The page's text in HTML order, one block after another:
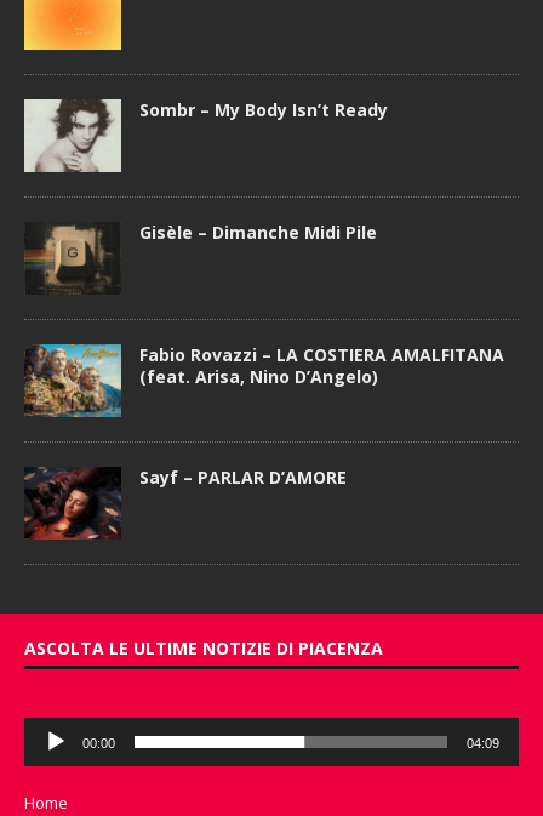
Sombr – My Body Isn’t Ready
Gisèle – Dimanche Midi Pile
Fabio Rovazzi – LA COSTIERA AMALFITANA
(feat. Arisa, Nino D’Angelo)
Sayf – PARLAR D’AMORE
ASCOLTA LE ULTIME NOTIZIE DI PIACENZA
Audio
Player
00:00 04:09
Home